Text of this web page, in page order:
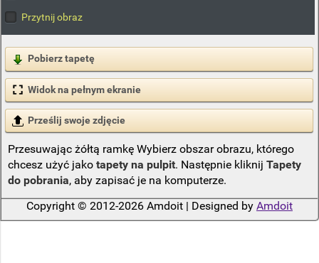
Przytnij obraz
Pobierz tapetę
Widok na pełnym ekranie
Prześlij swoje zdjęcie
Przesuwając żółtą ramkę Wybierz obszar obrazu, którego
chcesz użyć jako tapety na pulpit. Następnie kliknij Tapety
do pobrania, aby zapisać je na komputerze.
Copyright © 2012-2026 Amdoit | Designed by Amdoit